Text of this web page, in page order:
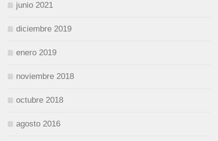
junio 2021
diciembre 2019
enero 2019
noviembre 2018
octubre 2018
agosto 2016